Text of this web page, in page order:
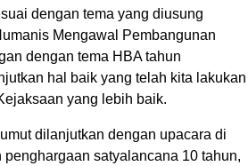
dengan tema yang diusung
Mengawal Pembangunan
dengan tema HBA tahun
hal baik yang telah kita lakukan
yang lebih baik.
dilanjutkan dengan upacara di
satyalancana 10 tahun,